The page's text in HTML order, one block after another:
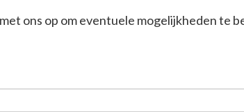
ons op om eventuele mogelijkheden te